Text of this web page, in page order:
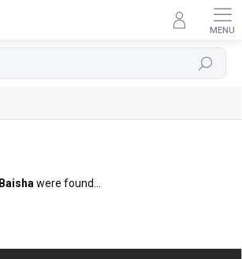
Search
Baisha were found...